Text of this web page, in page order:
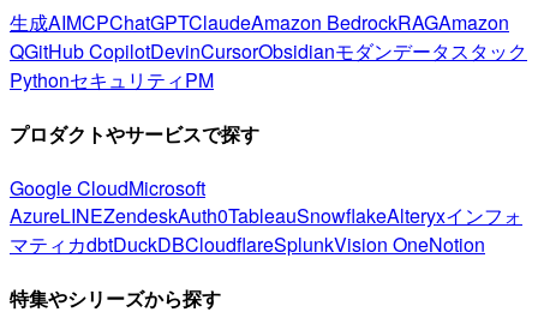
生成AIMCPChatGPTClaudeAmazon BedrockRAGAmazon
QGitHub CopilotDevinCursorObsidianモダンデータスタック
PythonセキュリティPM
プロダクトやサービスで探す
Google CloudMicrosoft
AzureLINEZendeskAuth0TableauSnowflakeAlteryxインフォ
マティカdbtDuckDBCloudflareSplunkVision OneNotion
特集やシリーズから探す